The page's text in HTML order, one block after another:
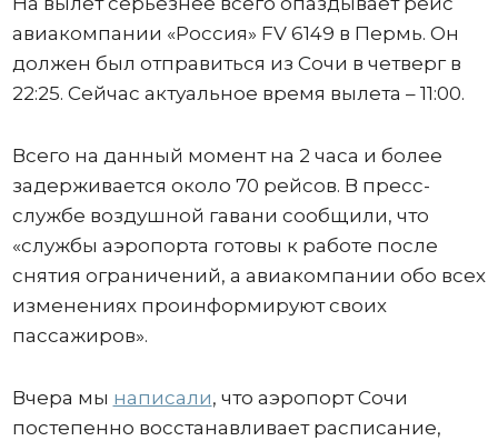
авиакомпании «Россия» FV 6149 в Пермь. Он
должен был отправиться из Сочи в четверг в
22:25. Сейчас актуальное время вылета – 11:00.
Всего на данный момент на 2 часа и более
задерживается около 70 рейсов. В пресс-
службе воздушной гавани сообщили, что
«службы аэропорта готовы к работе после
снятия ограничений, а авиакомпании обо всех
изменениях проинформируют своих
пассажиров».
Вчера мы написали, что аэропорт Сочи
постепенно восстанавливает расписание,